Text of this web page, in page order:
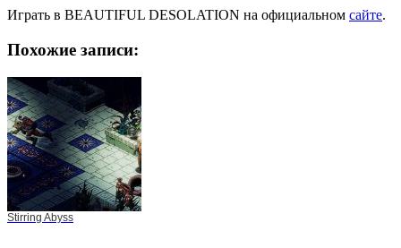
Играть в BEAUTIFUL DESOLATION на официальном сайте.
Похожие записи:
Stirring Abyss